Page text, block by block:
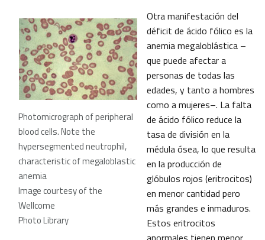
Photomicrograph of peripheral
blood cells. Note the
hypersegmented neutrophil,
characteristic of megaloblastic
anemia
Image courtesy of the
Wellcome
Photo Library
Otra manifestación del
déficit de ácido fólico es la
anemia megaloblástica –
que puede afectar a
personas de todas las
edades, y tanto a hombres
como a mujeres–. La falta
de ácido fólico reduce la
tasa de división en la
médula ósea, lo que resulta
en la producción de
glóbulos rojos (eritrocitos)
en menor cantidad pero
más grandes e inmaduros.
Estos eritrocitos